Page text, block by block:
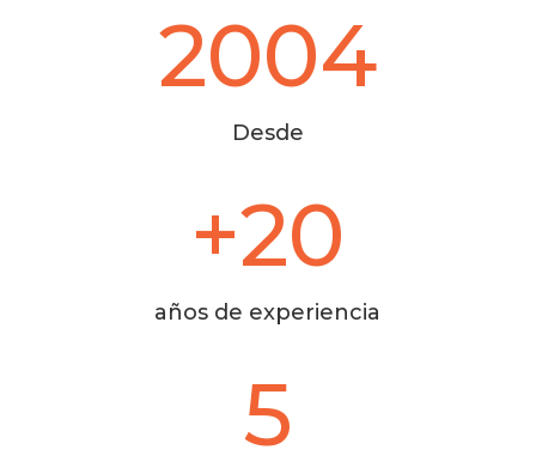
2004
Desde
+20
años de experiencia
5